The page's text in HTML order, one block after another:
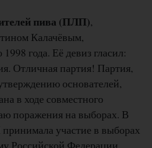
пива (ПЛП),
Калачёвым,
года. Её девиз гласил:
Отличная партия! Партия,
основателей,
в ходе совместного
поражения на выборах. В
участие в выборах